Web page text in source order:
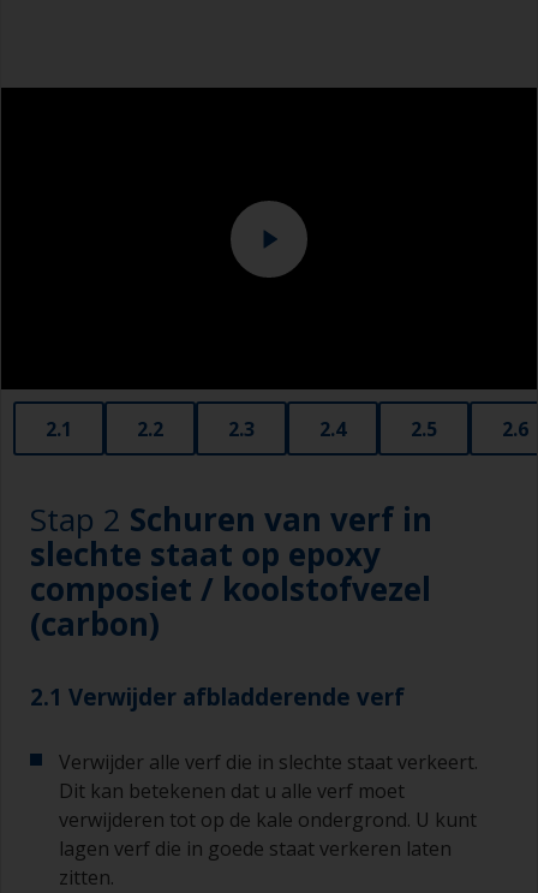
Overalls
2.1 2.2 2.3 2.4 2.5 2.6
Stap 2 Schuren van verf in
slechte staat op epoxy
composiet / koolstofvezel
(carbon)
2.1 Verwijder afbladderende verf
Verwijder alle verf die in slechte staat verkeert.
Dit kan betekenen dat u alle verf moet
verwijderen tot op de kale ondergrond. U kunt
lagen verf die in goede staat verkeren laten
zitten.